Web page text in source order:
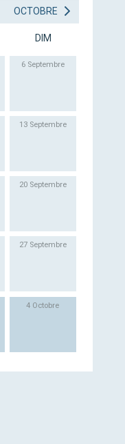
OCTOBRE
DIM
6 Septembre
13 Septembre
20 Septembre
27 Septembre
4 Octobre